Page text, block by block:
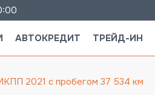
АВТОКРЕДИТ ТРЕЙД-ИН
2021 с пробегом 37 534 км